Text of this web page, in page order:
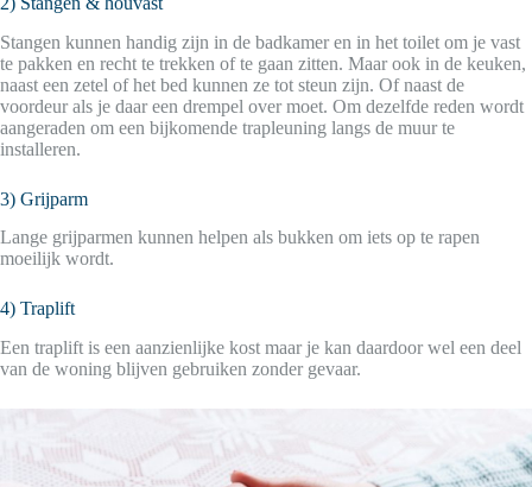
Stangen kunnen handig zijn in de badkamer en in het toilet om je vast
te pakken en recht te trekken of te gaan zitten. Maar ook in de keuken,
naast een zetel of het bed kunnen ze tot steun zijn. Of naast de
voordeur als je daar een drempel over moet. Om dezelfde reden wordt
aangeraden om een bijkomende trapleuning langs de muur te
installeren.
3) Grijparm
Lange grijparmen kunnen helpen als bukken om iets op te rapen
moeilijk wordt.
4) Traplift
Een traplift is een aanzienlijke kost maar je kan daardoor wel een deel
van de woning blijven gebruiken zonder gevaar.